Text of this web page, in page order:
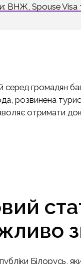
ВНЖ, Spouse
серед громадян
розвинена
отримати
Білорусь,